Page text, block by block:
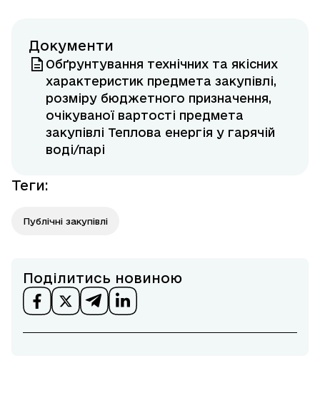
Документи
Обґрунтування технічних та якісних
характеристик предмета закупівлі,
розміру бюджетного призначення,
очікуваної вартості предмета
закупівлі Теплова енергія у гарячій
воді/парі
Теги:
Публічні закупівлі
Поділитись новиною